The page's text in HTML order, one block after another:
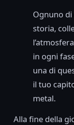
Ognuno
storia,
in ogni
una di
il tuo
metal.
Alla fine della